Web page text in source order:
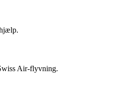
Air-flyvning.